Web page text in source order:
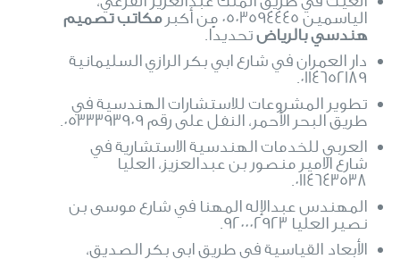
الياسمين 0503594445 من أكبر
مكاتب تصميم
هندسي بالرياضتحديدًا.
دار العمران في شارع ابي بكر الرازي السليمانية
0114652189.
تطوير المشروعات للاستشارات الهندسية في
طريق البحر الأحمر، النفل على رقم 0533393909.
العربي للخدمات الهندسية الاستشارية في
شارع الامير منصور بن عبدالعزيز، العليا
0114643538.
المهندس عبدالإله المهنا في شارع موسى بن
نصير العليا 920002923.
الأبعاد القياسية في طريق ابي بكر الصديق،